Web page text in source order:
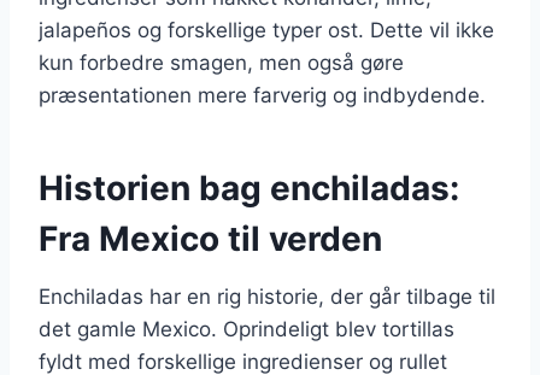
jalapeños og forskellige typer ost. Dette vil ikke
kun forbedre smagen, men også gøre
præsentationen mere farverig og indbydende.
Historien bag enchiladas:
Fra Mexico til verden
Enchiladas har en rig historie, der går tilbage til
det gamle Mexico. Oprindeligt blev tortillas
fyldt med forskellige ingredienser og rullet